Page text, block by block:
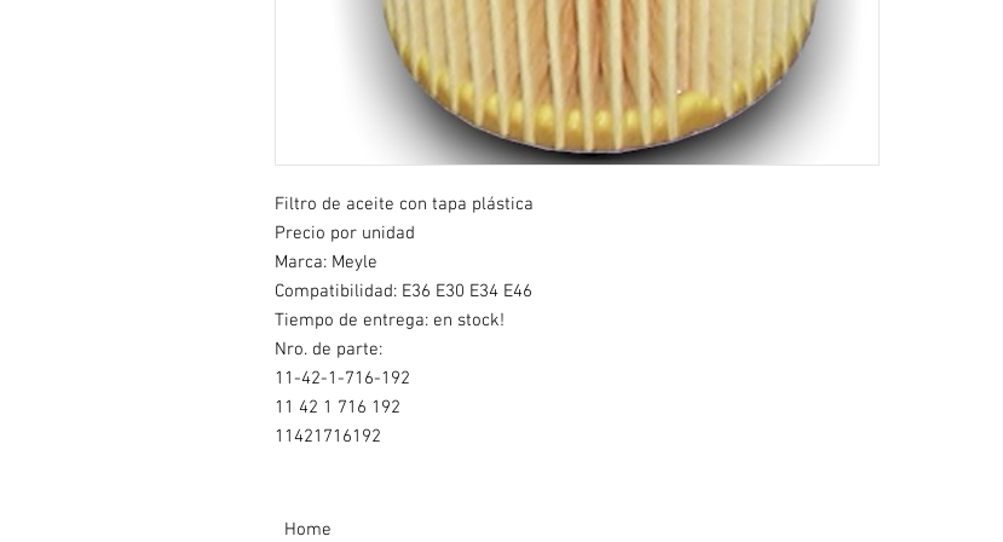
Filtro de aceite con tapa plástica
Precio por unidad
Marca: Meyle
Compatibilidad: E36 E30 E34 E46
Tiempo de entrega: en stock!
Nro. de parte:
11-42-1-716-192
11 42 1 716 192
11421716192
Home